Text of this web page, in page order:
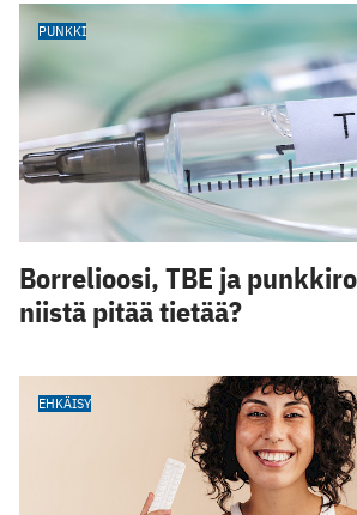
PUNKKI
Borrelioosi, TBE ja
niistä pitää tietää?
EHKÄISY